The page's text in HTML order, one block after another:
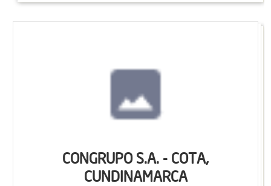
CONGRUPO S.A. - COTA,
CUNDINAMARCA